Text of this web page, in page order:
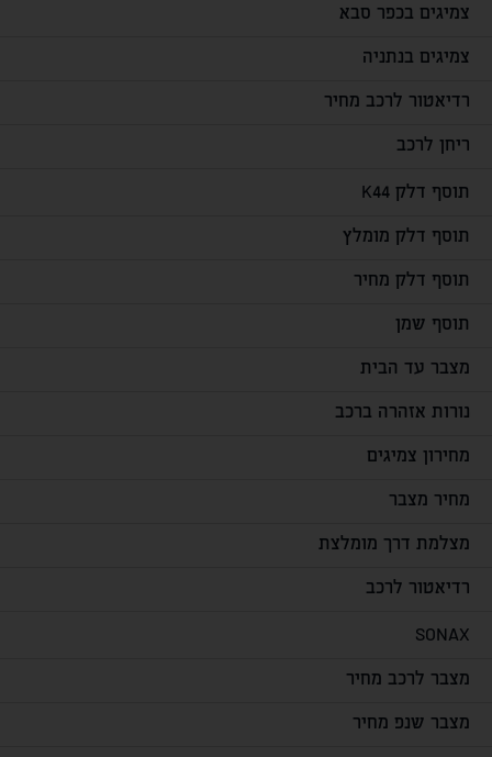
צמיגים בכפר סבא
צמיגים בנתניה
רדיאטור לרכב מחיר
ריחן לרכב
תוסף דלק K44
תוסף דלק מומלץ
תוסף דלק מחיר
תוסף שמן
מצבר עד הבית
נורות אזהרה ברכב
מחירון צמיגים
מחיר מצבר
מצלמת דרך מומלצת
רדיאטור לרכב
SONAX
מצבר לרכב מחיר
מצבר שנפ מחיר